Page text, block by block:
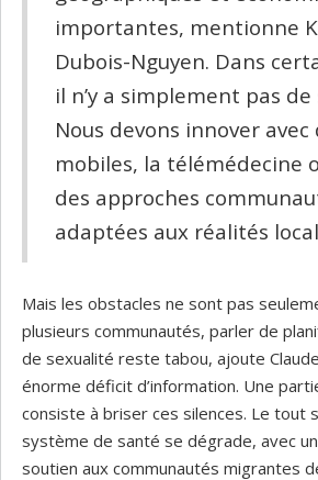
importantes, mentionne
Dubois-Nguyen. Dans
il n’y a simplement pas de
Nous devons innover
mobiles, la télémédecine
des approches
adaptées aux réalités
Mais les obstacles ne sont pas
plusieurs communautés, parler de
de sexualité reste tabou, ajoute
énorme déficit d’information. Une
consiste à briser ces silences. Le tout
système de santé se dégrade, avec
soutien aux communautés migrantes